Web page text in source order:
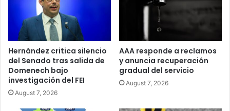
Hernández critica silencio
del Senado tras salida de
Domenech bajo
investigación del FEI
August 7, 2026
AAA responde a reclamos
y anuncia recuperación
gradual del servicio
August 7, 2026